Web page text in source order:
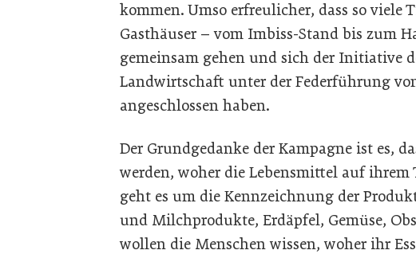
kommen. Umso erfreulicher, dass so viele
Gasthäuser – vom Imbiss-Stand bis zum
gemeinsam gehen und sich der Ini­tiative
Landwirtschaft unter der Federführung
angeschlossen haben.
Der Grundgedanke der Kampagne ist es,
werden, woher die Lebensmittel auf ihrem
geht es um die Kennzeichnung der
und Milchprodukte, Erdäpfel, Gemüse,
wollen die Menschen wissen, woher ihr